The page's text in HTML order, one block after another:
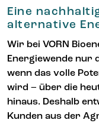
Eine
alternative
Wir bei VORN
Energiewende nur
wenn das volle
wird – über die
hinaus. Deshalb
Kunden aus der